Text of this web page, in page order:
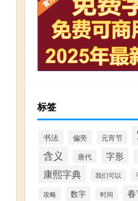
标签
书法 偏旁 元宵节
含义 唐代 字形
康熙字典 我们可以
攻略 数字 时间